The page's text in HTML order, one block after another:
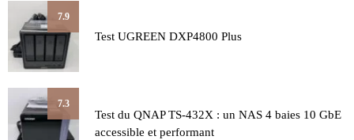
7.9
Test UGREEN DXP4800 Plus
7.3
Test du QNAP TS-432X : un NAS 4 baies 10 GbE
accessible et performant